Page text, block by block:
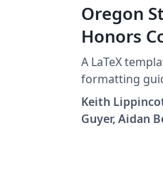
Oregon
Honors
Template
A LaTeX
formatting
out by
College.
an
Keith
Guyer, Aidan